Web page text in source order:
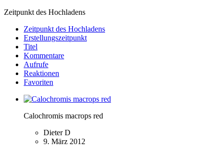
Zeitpunkt des Hochladens
Zeitpunkt des Hochladens
Erstellungszeitpunkt
Titel
Kommentare
Aufrufe
Reaktionen
Favoriten
Calochromis macrops red
Dieter D
9. März 2012